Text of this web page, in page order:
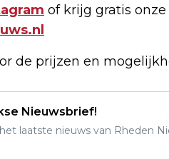
of krijg gratis
de prijzen en
Nieuwsbrief!
laatste nieuws van Rheden